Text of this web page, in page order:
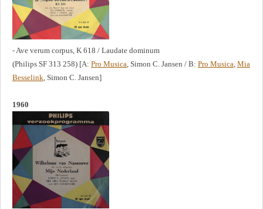
- Ave verum corpus, K 618 / Laudate dominum
(Philips SF 313 258) [A: Pro Musica, Simon C. Jansen / B: Pro Musica, Mia
Besselink, Simon C. Jansen]
1960